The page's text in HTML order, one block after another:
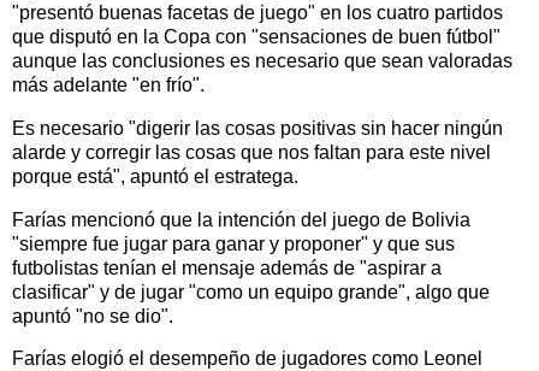
"presentó buenas facetas de juego" en los cuatro partidos
que disputó en la Copa con "sensaciones de buen fútbol"
aunque las conclusiones es necesario que sean valoradas
más adelante "en frío".
Es necesario "digerir las cosas positivas sin hacer ningún
alarde y corregir las cosas que nos faltan para este nivel
porque está", apuntó el estratega.
Farías mencionó que la intención del juego de Bolivia
"siempre fue jugar para ganar y proponer" y que sus
futbolistas tenían el mensaje además de "aspirar a
clasificar" y de jugar "como un equipo grande", algo que
apuntó "no se dio".
Farías elogió el desempeño de jugadores como Leonel